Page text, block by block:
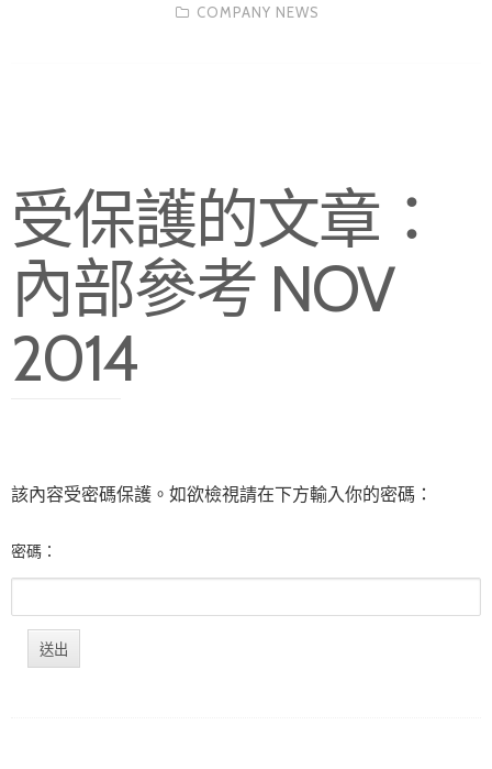
COMPANY NEWS
受保護的文章：
內部參考 NOV
2014
該內容受密碼保護。如欲檢視請在下方輸入你的密碼：
密碼：